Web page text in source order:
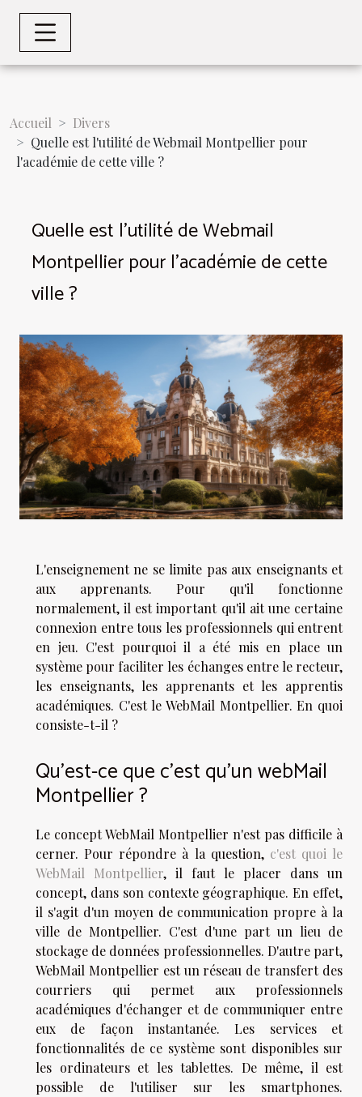
Accueil
Divers
Quelle est l'utilité de Webmail Montpellier pour
l'académie de cette ville ?
Quelle est l'utilité de Webmail
Montpellier pour l'académie de cette
ville ?
L'enseignement ne se limite pas aux enseignants et
aux apprenants. Pour qu'il fonctionne
normalement, il est important qu'il ait une certaine
connexion entre tous les professionnels qui entrent
en jeu. C'est pourquoi il a été mis en place un
système pour faciliter les échanges entre le recteur,
les enseignants, les apprenants et les apprentis
académiques. C'est le WebMail Montpellier. En quoi
consiste-t-il ?
Qu'est-ce que c'est qu'un webMail
Montpellier ?
Le concept WebMail Montpellier n'est pas difficile à
cerner. Pour répondre à la question, c'est quoi le
WebMail Montpellier, il faut le placer dans un
concept, dans son contexte géographique. En effet,
il s'agit d'un moyen de communication propre à la
ville de Montpellier. C'est d'une part un lieu de
stockage de données professionnelles. D'autre part,
WebMail Montpellier est un réseau de transfert des
courriers qui permet aux professionnels
académiques d'échanger et de communiquer entre
eux de façon instantanée. Les services et
fonctionnalités de ce système sont disponibles sur
les ordinateurs et les tablettes. De même, il est
possible de l'utiliser sur les smartphones.